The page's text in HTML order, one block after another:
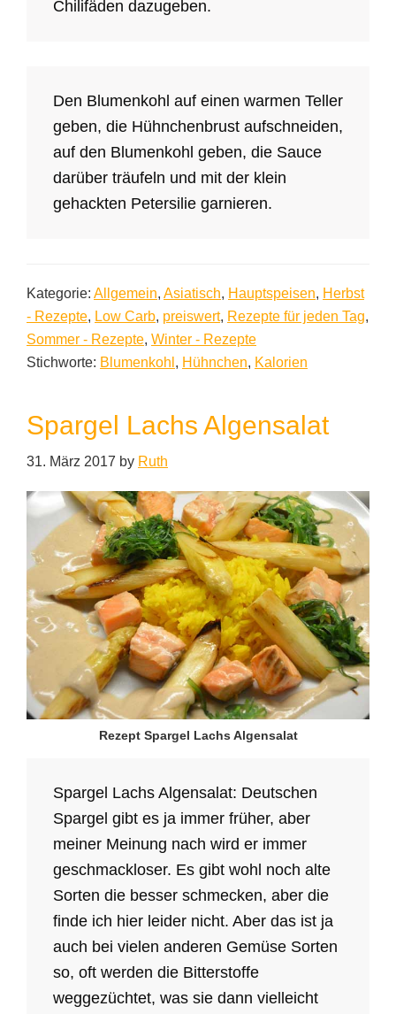
Chilifäden dazugeben.
Den Blumenkohl auf einen warmen Teller
geben, die Hühnchenbrust aufschneiden,
auf den Blumenkohl geben, die Sauce
darüber träufeln und mit der klein
gehackten Petersilie garnieren.
Kategorie: Allgemein, Asiatisch, Hauptspeisen, Herbst
- Rezepte, Low Carb, preiswert, Rezepte für jeden Tag,
Sommer - Rezepte, Winter - Rezepte
Stichworte: Blumenkohl , Hühnchen, Kalorien
Spargel Lachs Algensalat
31. März 2017 by Ruth
Rezept Spargel Lachs Algensalat
Spargel Lachs Algensalat: Deutschen
Spargel gibt es ja immer früher, aber
meiner Meinung nach wird er immer
geschmackloser. Es gibt wohl noch alte
Sorten die besser schmecken, aber die
finde ich hier leider nicht. Aber das ist ja
auch bei vielen anderen Gemüse Sorten
so, oft werden die Bitterstoffe
weggezüchtet, was sie dann vielleicht